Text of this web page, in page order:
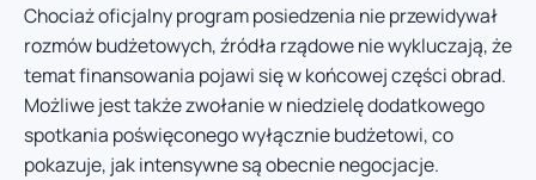
Chociaż oficjalny program posiedzenia nie przewidywał
rozmów budżetowych, źródła rządowe nie wykluczają, że
temat finansowania pojawi się w końcowej części obrad.
Możliwe jest także zwołanie w niedzielę dodatkowego
spotkania poświęconego wyłącznie budżetowi, co
pokazuje, jak intensywne są obecnie negocjacje.